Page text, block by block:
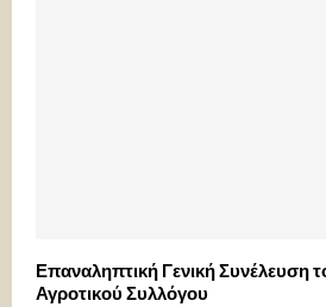
Επαναληπτική Γενική Συνέλευση
Αγροτικού Συλλόγου